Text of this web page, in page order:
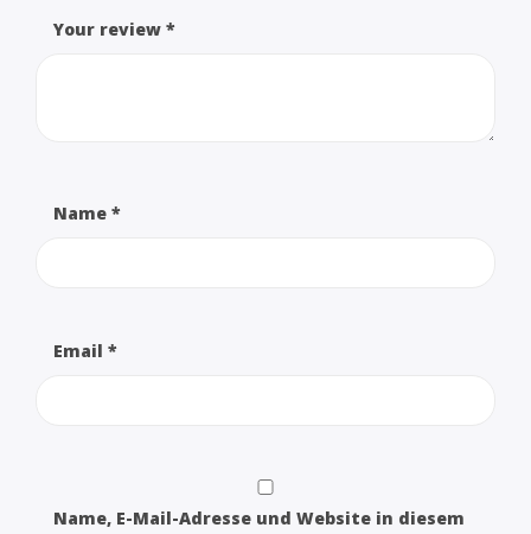
Your review *
Name *
Email *
Name, E-Mail-Adresse und Website in diesem